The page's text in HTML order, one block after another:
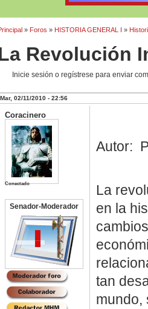
» Foros » HISTORIA GENERAL I »
Revolución
Inicie sesión o regístrese para enviar
Mar, 02/11/2010 - 22:56
Coracinero
Conectado
Senador-Moderador
Autor:
La
en la
tan
mundo,